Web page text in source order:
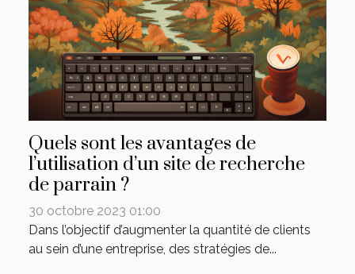
Quels sont les avantages de
l’utilisation d’un site de recherche
de parrain ?
30 octobre 2023 01:00
Dans l’objectif d’augmenter la quantité de clients
au sein d’une entreprise, des stratégies de...